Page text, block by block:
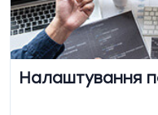
Налаштування